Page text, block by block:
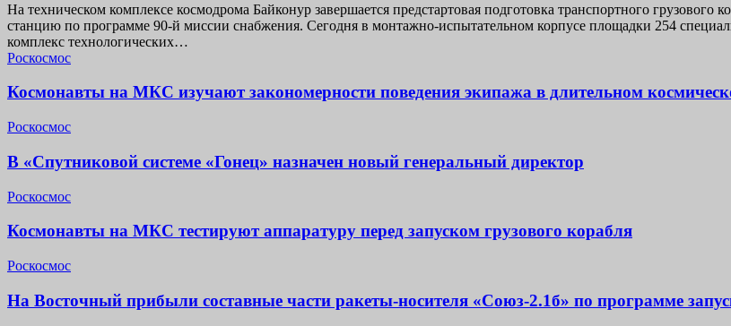
На техническом комплексе космодрома Байконур завершается предстартовая подготовка транспортного
станцию по программе 90-й миссии снабжения. Сегодня в монтажно-испытательном корпусе площадки 254
комплекс технологических…
Роскосмос
Космонавты на МКС изучают закономерности поведения экипажа в длительном
Роскосмос
В «Спутниковой системе «Гонец» назначен новый генеральный директор
Роскосмос
Космонавты на МКС тестируют аппаратуру перед запуском грузового корабля
Роскосмос
На Восточный прибыли составные части ракеты-носителя «Союз-2.1б» по программе